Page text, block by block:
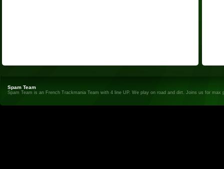
Spam Team
Spam Team is an French Trackmania Team with 4 line UP. We play on road and dirt. Joins us for max